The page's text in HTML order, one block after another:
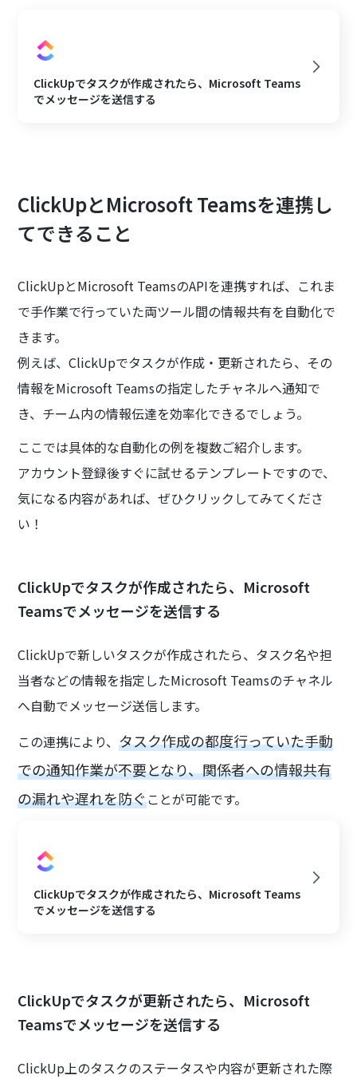
ClickUpでタスクが作成されたら、Microsoft Teams
でメッセージを送信する
ClickUpとMicrosoft Teamsを連携し
てできること
ClickUpとMicrosoft TeamsのAPIを連携すれば、これま
で手作業で行っていた両ツール間の情報共有を自動化で
きます。
例えば、ClickUpでタスクが作成・更新されたら、その
情報をMicrosoft Teamsの指定したチャネルへ通知で
き、チーム内の情報伝達を効率化できるでしょう。
ここでは具体的な自動化の例を複数ご紹介します。
アカウント登録後すぐに試せるテンプレートですので、
気になる内容があれば、ぜひクリックしてみてくださ
い！
ClickUpでタスクが作成されたら、Microsoft
Teamsでメッセージを送信する
ClickUpで新しいタスクが作成されたら、タスク名や担
当者などの情報を指定したMicrosoft Teamsのチャネル
へ自動でメッセージ送信します。
この連携により、タスク作成の都度行っていた手動
での通知作業が不要となり、関係者への情報共有
の漏れや遅れを防ぐことが可能です。
ClickUpでタスクが作成されたら、Microsoft Teams
でメッセージを送信する
ClickUpでタスクが更新されたら、Microsoft
Teamsでメッセージを送信する
ClickUp上のタスクのステータスや内容が更新された際